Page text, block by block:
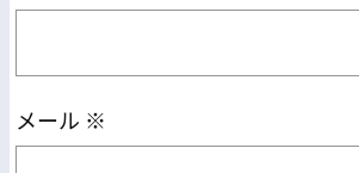
メール ※